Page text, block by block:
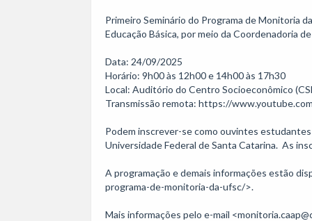
Primeiro Seminário do Programa de Monitoria
Educação Básica, por meio da Coordenadoria
Data: 24/09/2025
Horário: 9h00 às 12h00 e 14h00 às 17h30
Local: Auditório do Centro Socioeconômico
Transmissão remota: https://
Podem inscrever-se como ouvintes
Universidade Federal de Santa Catarina.  As
A programação e demais informações estão
programa-de-monitoria-da-ufsc/>.
Mais informações pelo e-mail